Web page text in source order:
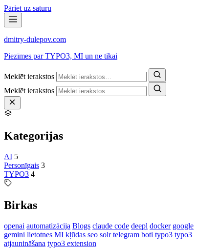
Pāriet uz saturu
dmitry-dulepov.com
Piezīmes par TYPO3, MI un ne tikai
Meklēt ierakstos
Meklēt ierakstos
Kategorijas
AI 5
Personīgais 3
TYPO3 4
Birkas
openai automatizācija Blogs claude code deepl docker google
gemini lietotnes MI kļūdas seo solr telegram boti typo3 typo3
atjaunināšana typo3 extension